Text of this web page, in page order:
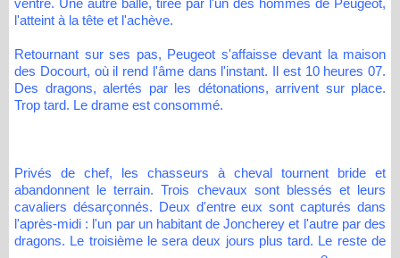
l'atteint à la tête et l'achève.
Retournant sur ses pas, Peugeot s'affaisse devant la maison
des Docourt, où il rend l'âme dans l'instant. Il est 10 heures 07.
Des dragons, alertés par les détonations, arrivent sur place.
Trop tard. Le drame est consommé.
Privés de chef, les chasseurs à cheval tournent bride et
abandonnent le terrain. Trois chevaux sont blessés et leurs
cavaliers désarçonnés. Deux d'entre eux sont capturés dans
l'après-midi : l'un par un habitant de Joncherey et l'autre par des
dragons. Le troisième le sera deux jours plus tard. Le reste de